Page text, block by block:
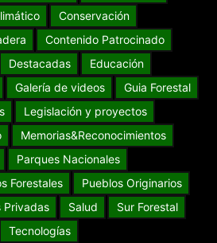
Conservación
Contenido Patrocinado
Destacadas
Educación
Galería de videos
Guia Forestal
Legislación y proyectos
Memorias&Reconocimientos
Parques Nacionales
Forestales
Pueblos Originarios
Privadas
Salud
Sur Forestal
Tecnologías